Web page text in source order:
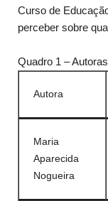
Curso de
perceber sobre
Quadro 1 –
Autora
Maria
Aparecida
Nogueira